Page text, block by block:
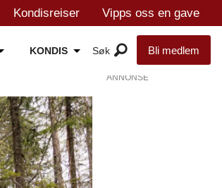
Kondisreiser Vipps oss en gave
KONDIS Bli medlem
ANNONSE